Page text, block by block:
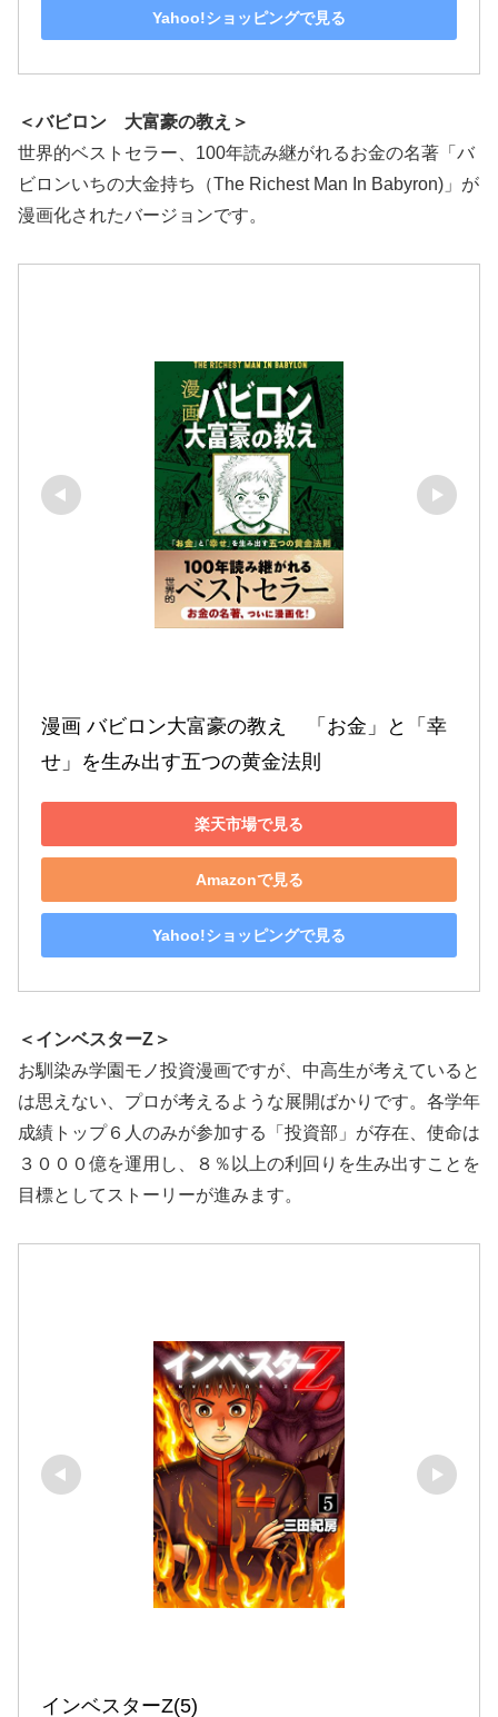
Yahoo!ショッピングで見る
＜バビロン 大富豪の教え＞
世界的ベストセラー、100年読み継がれるお金の名著「バ
ビロンいちの大金持ち（The Richest Man In Babyron)」が
漫画化されたバージョンです。
漫画 バビロン大富豪の教え　「お金」と「幸
せ」を生み出す五つの黄金法則
楽天市場で見る
Amazonで見る
Yahoo!ショッピングで見る
＜インベスターZ＞
お馴染み学園モノ投資漫画ですが、中高生が考えていると
は思えない、プロが考えるような展開ばかりです。各学年
成績トップ６人のみが参加する「投資部」が存在、使命は
３０００億を運用し、８％以上の利回りを生み出すことを
目標としてストーリーが進みます。
インベスターZ(5)